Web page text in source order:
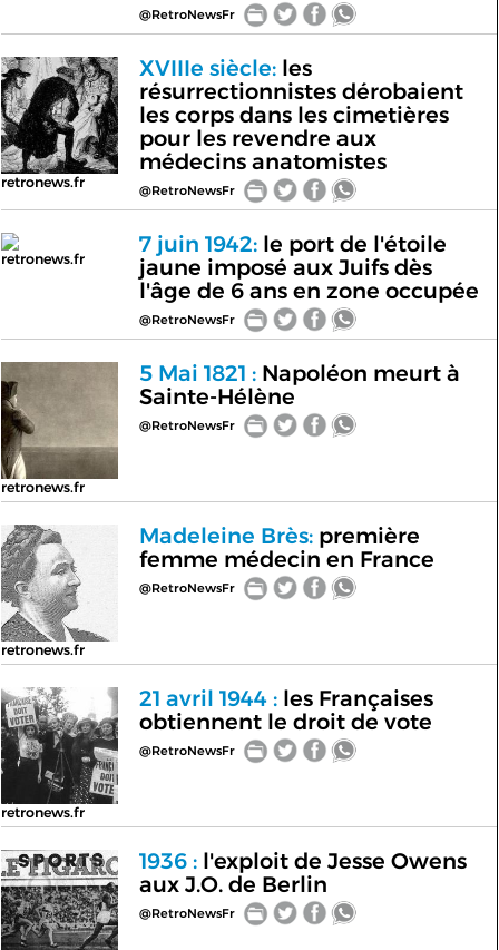
@RetroNewsFr
retronews.fr
XVIIIe siècle:les
résurrectionnistes dérobaient
les corps dans les cimetières
pour les revendre aux
médecins anatomistes
@RetroNewsFr
retronews.fr
7 juin 1942:le port de l'étoile
jaune imposé aux Juifs dès
l'âge de 6 ans en zone occupée
@RetroNewsFr
retronews.fr
5 Mai 1821 :Napoléon meurt à
Sainte-Hélène
@RetroNewsFr
retronews.fr
Madeleine Brès:première
femme médecin en France
@RetroNewsFr
retronews.fr
21 avril 1944 :les Françaises
obtiennent le droit de vote
@RetroNewsFr
1936 :l'exploit de Jesse Owens
aux J.O. de Berlin
@RetroNewsFr